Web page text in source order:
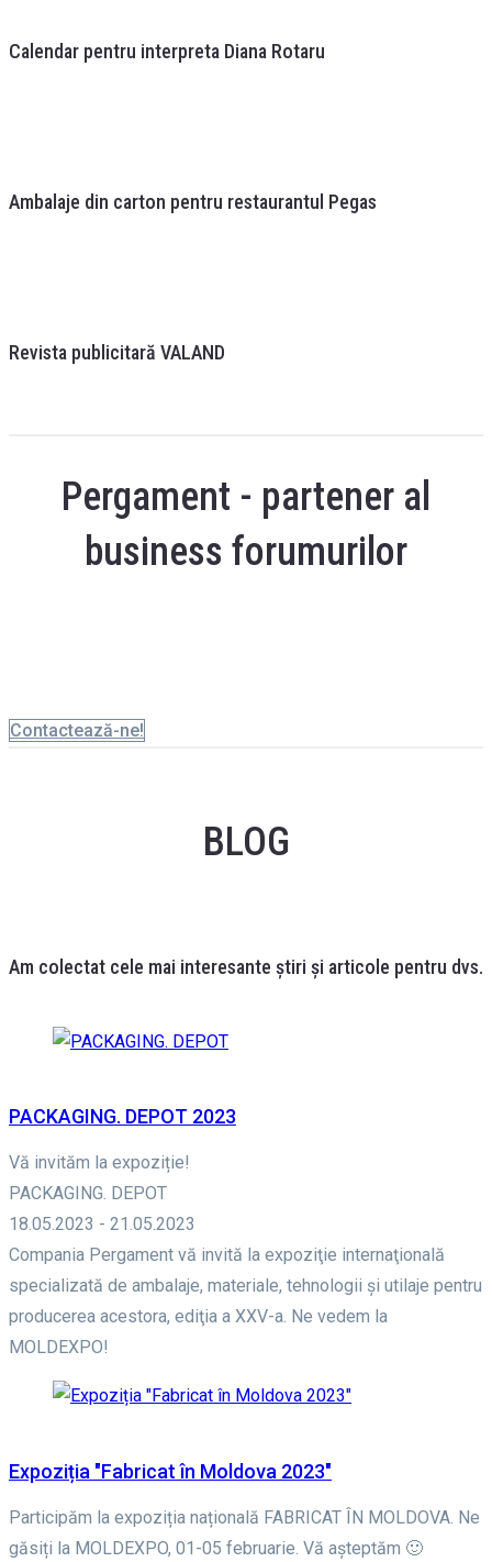
Calendar pentru interpreta Diana Rotaru
Ambalaje din carton pentru restaurantul Pegas
Revista publicitară VALAND
Pergament - partener al
business forumurilor
Contactează-ne!
BLOG
Am colectat cele mai interesante știri și articole pentru dvs.
PACKAGING. DEPOT 2023
Vă invităm la expoziție!
PACKAGING. DEPOT
18.05.2023 - 21.05.2023
Compania Pergament vă invită la expoziţie internaţională
specializată de ambalaje, materiale, tehnologii şi utilaje pentru
producerea acestora, ediţia a XXV-a. Ne vedem la
MOLDEXPO!
Expoziția "Fabricat în Moldova 2023"
Participăm la expoziția națională FABRICAT ÎN MOLDOVA. Ne
găsiți la MOLDEXPO, 01-05 februarie. Vă așteptăm 🙂